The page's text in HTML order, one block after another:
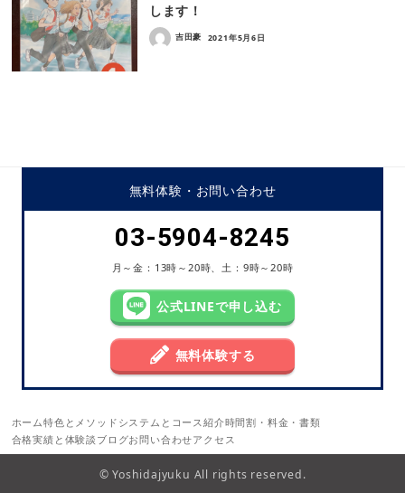
します！
吉田豪 2021年5月6日
無料体験・ お問い合わせ
03-5904-8245
月～金：13時～20時、土：9時～20時
公式LINEで申し込む
無料体験する
ホーム特色とメソッド システムとコース紹介時間割・料金・書類
合格実績と体験談 ブログお問い合わせアクセス
© Yoshidajyuku All rights reserved.